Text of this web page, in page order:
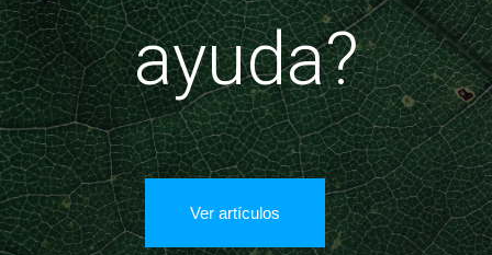
ayuda?
Ver artículos